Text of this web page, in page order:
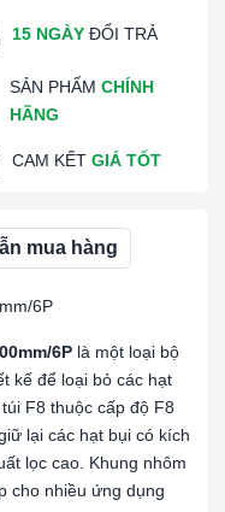
15 NGÀY ĐỔI TRẢ
SẢN PHẨMCHÍNH
HÃNG
CAM KẾT GIÁ TỐT
mua hàng
6P
6P là một loại bộ
kế để loại bỏ các hạt
F8 thuộc cấp độ F8
lại các hạt bụi có kích
lọc cao. Khung nhôm
cho nhiều ứng dụng